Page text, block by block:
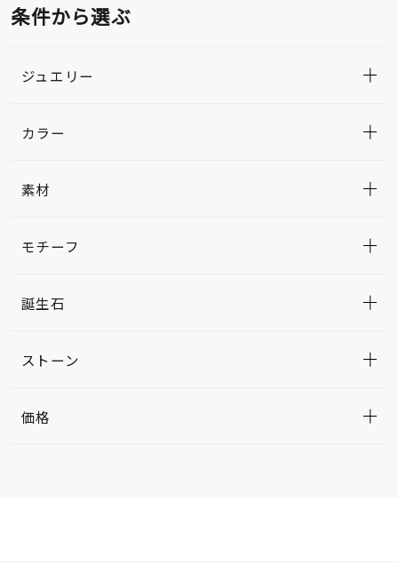
条件から選ぶ
ジュエリー
カラー
素材
モチーフ
誕生石
ストーン
価格